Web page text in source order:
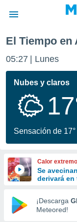
de
por
que se
calidad.
a este
las
y
forma
digital
basada
El Tiempo en
05:27 Lunes
Nubes y claros
Sensación de 17°
Calor
Se
derivará
¡Descarga
Meteored!